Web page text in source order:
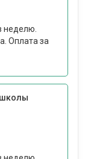
неделю.
Оплата за
школы